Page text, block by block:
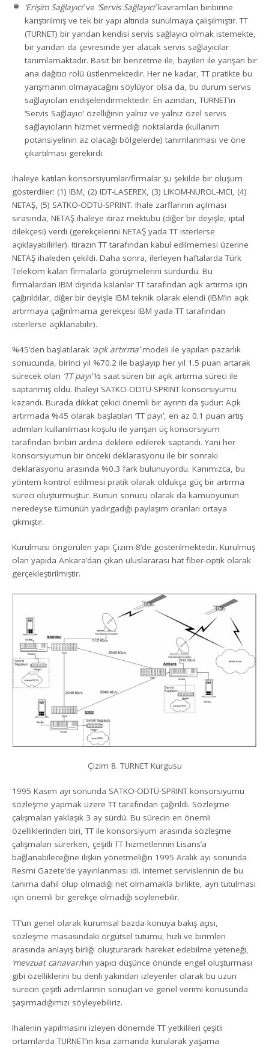
‘Erişim Sağlayıcı’ve ‘Servis Sağlayıcı’kavramları biribirine
karıştırılmış ve tek bir yapı altında sunulmaya çalışılmıştır. TT
(TURNET) bir yandan kendisi servis sağlayıcı olmak istemekte,
bir yandan da çevresinde yer alacak servis sağlayıcılar
tanımlamaktadır. Basit bir benzetme ile, bayileri ile yarışan bir
ana dağıtıcı rolü üstlenmektedir. Her ne kadar, TT pratikte bu
yarışmanın olmayacağını söylüyor olsa da, bu durum servis
sağlayıcıları endişelendirmektedir. En azından, TURNET’in
‘Servis Sağlayıcı’ özelliğinin yalnız ve yalnız özel servis
sağlayıcıların hizmet vermediği noktalarda (kullanım
potansiyelinin az olacağı bölgelerde) tanımlanması ve öne
çıkartılması gerekirdi.
Ihaleye katılan konsorsiyumlar/firmalar şu şekilde bir oluşum
gösterdiler: (1) IBM, (2) IDT-LASEREX, (3) LIKOM-NUROL-MCI, (4)
NETAŞ, (5) SATKO-ODTÜ-SPRINT. Ihale zarflarının açılması
sırasında, NETAŞ ihaleye itiraz mektubu (diğer bir deyişle, iptal
dilekçesi) verdi (gerekçelerini NETAŞ yada TT isterlerse
açıklayabilirler). Itirazın TT tarafından kabul edilmemesi üzerine
NETAŞ ihaleden çekildi. Daha sonra, ilerleyen haftalarda Türk
Telekom kalan firmalarla görüşmelerini sürdürdü. Bu
firmalardan IBM dışında kalanlar TT tarafından açık artırma için
çağırıldılar, diğer bir deyişle IBM teknik olarak elendi (IBM’in açık
artırmaya çağırılmama gerekçesi IBM yada TT tarafından
isterlerse açıklanabilir).
%45’den başlatılarak ‘açık artırma’modeli ile yapılan pazarlık
sonucunda, birinci yıl %70.2 ile başlayıp her yıl 1.5 puan artarak
sürecek olan ‘TT payı’½ saat süren bir açık artırma süreci ile
saptanmış oldu. Ihaleyi SATKO-ODTÜ-SPRINT konsorsiyumu
kazandı. Burada dikkat çekici önemli bir ayrıntı da şudur: Açık
artırmada %45 olarak başlatılan ‘TT payı’, en az 0.1 puan artış
adımları kullanılması koşulu ile yarışan üç konsorsiyum
tarafından biribiri ardına deklere edilerek saptandı. Yani her
konsorsiyumun bir önceki deklarasyonu ile bir sonraki
deklarasyonu arasında %0.3 fark bulunuyordu. Kanımızca, bu
yöntem kontrol edilmesi pratik olarak oldukça güç bir artırma
süreci oluşturmuştur. Bunun sonucu olarak da kamuoyunun
neredeyse tümünün yadırgadığı paylaşım oranları ortaya
çıkmıştır.
Kurulması öngörülen yapı Çizim-8’de gösterilmektedir. Kurulmuş
olan yapıda Ankara’dan çıkan uluslararası hat fiber-optik olarak
gerçekleştirilmiştir.
Çizim 8. TURNET Kurgusu
1995 Kasım ayı sonunda SATKO-ODTÜ-SPRINT konsorsiyumu
sözleşme yapmak üzere TT tarafından çağırıldı. Sözleşme
çalışmaları yaklaşık 3 ay sürdü. Bu sürecin en önemli
özelliklerinden biri, TT ile konsorsiyum arasında sözleşme
çalışmaları sürerken, çeşitli TT hizmetlerinin Lisans’a
bağlanabileceğine ilişkin yönetmeliğin 1995 Aralık ayı sonunda
Resmi Gazete’de yayınlanması idi. Internet servislerinin de bu
tanıma dahil olup olmadığı net olmamakla birlikte, ayrı tutulması
için önemli bir gerekçe olmadığı söylenebilir.
TT’un genel olarak kurumsal bazda konuya bakış açısı,
sözleşme masasındaki örgütsel tutumu, hızlı ve birimleri
arasında anlayış birliği oluşturarark hareket edebilme yeteneği,
‘mevzuat canavarı’nın yapıcı düşünce önünde engel oluşturması
gibi özelliklerini bu denli yakından izleyenler olarak bu uzun
sürecin çeşitli adımlarının sonuçları ve genel verimi konusunda
şaşırmadığımızı söyleyebiliriz.
Ihalenin yapılmasını izleyen dönemde TT yetkilileri çeşitli
ortamlarda TURNET’in kısa zamanda kurularak yaşama